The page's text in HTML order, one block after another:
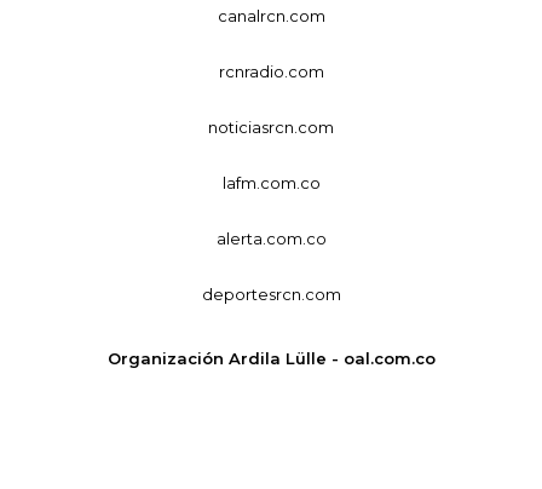
canalrcn.com
rcnradio.com
noticiasrcn.com
lafm.com.co
alerta.com.co
deportesrcn.com
Organización Ardila Lülle - oal.com.co